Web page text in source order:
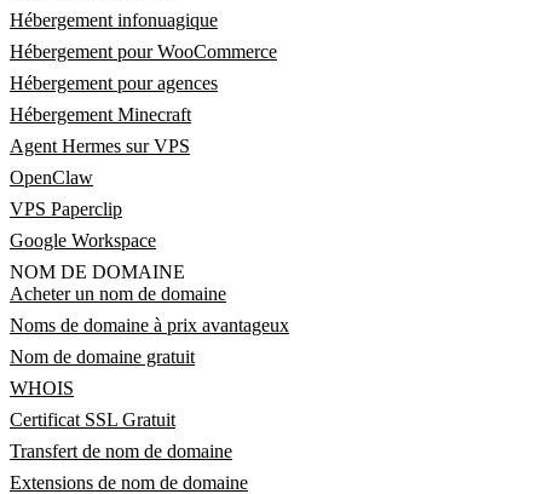
Hébergement infonuagique
Hébergement pour WooCommerce
Hébergement pour agences
Hébergement Minecraft
Agent Hermes sur VPS
OpenClaw
VPS Paperclip
Google Workspace
NOM DE DOMAINE
Acheter un nom de domaine
Noms de domaine à prix avantageux
Nom de domaine gratuit
WHOIS
Certificat SSL Gratuit
Transfert de nom de domaine
Extensions de nom de domaine